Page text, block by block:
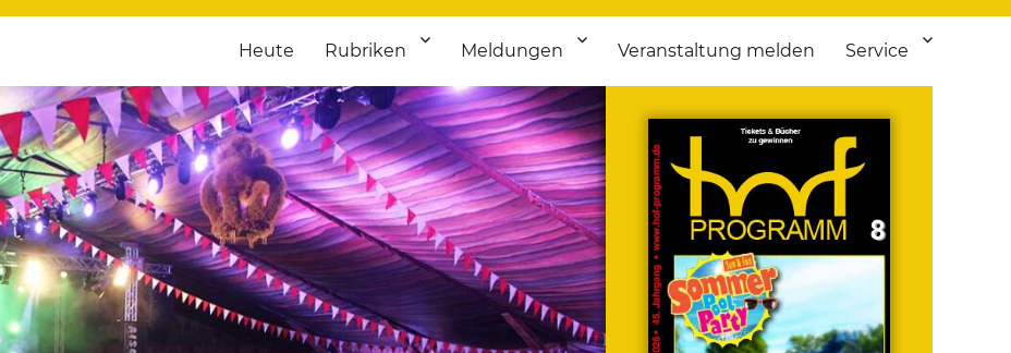
für Hochfranken
Täglich aktuelle Termine von Kultur bis Sport, von Theater bis Flohmarkt.
Heute Rubriken Meldungen Veranstaltung melden Service